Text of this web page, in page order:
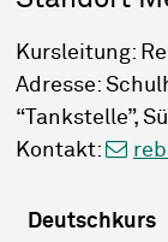
Kursleitung:
Adresse:
“Tankstelle”,
Kontakt:
Deutschkurs